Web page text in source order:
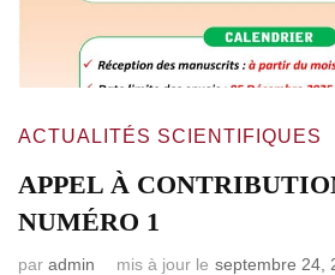
ACTUALITÉS SCIENTIFIQUES
APPEL À
NUMÉRO 1
par admin mis à jour le septembre 24,